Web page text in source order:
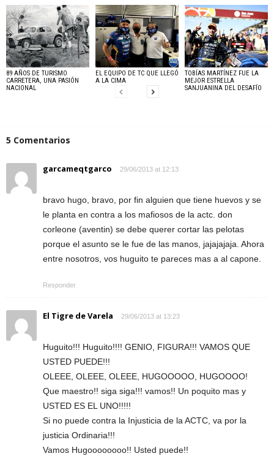
89 AÑOS DE TURISMO
CARRETERA, UNA PASIÓN
NACIONAL
EL EQUIPO DE TC QUE LLEGÓ
A LA CIMA
TOBÍAS MARTÍNEZ FUE LA
MEJOR ESTRELLA
SANJUANINA DEL DESAFÍO
5 Comentarios
garcameqtgarco 29/06/2013 at 12:13
bravo hugo, bravo, por fin alguien que tiene huevos y se
le planta en contra a los mafiosos de la actc. don
corleone (aventin) se debe querer cortar las pelotas
porque el asunto se le fue de las manos, jajajajaja. Ahora
entre nosotros, vos huguito te pareces mas a al capone.
Responder
El Tigre de Varela 29/06/2013 at 13:23
Huguito!!! Huguito!!!! GENIO, FIGURA!!! VAMOS QUE
USTED PUEDE!!!
OLEEE, OLEEE, OLEEE, HUGOOOOO, HUGOOOO!
Que maestro!! siga siga!!! vamos!! Un poquito mas y
USTED ES EL UNO!!!!!
Si no puede contra la Injusticia de la ACTC, va por la
justicia Ordinaria!!!
Vamos Hugoooooooo!! Usted puede!!